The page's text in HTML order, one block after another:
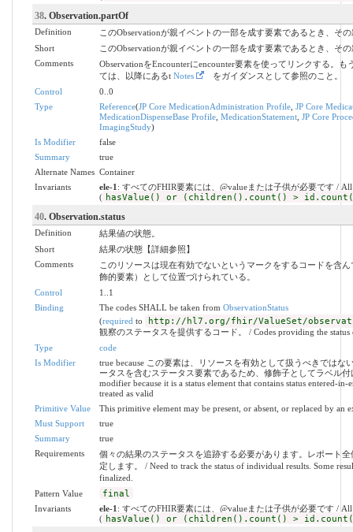
38. Observation.partOf
Definition
このObservationが親イベントの一部を成す要素であるとき、そ
Short
このObservationが親イベントの一部を成す要素であるとき、そ
Comments
ObservationをEncounterにencounter要素を使ってリンクする。
ては、以降にあるt Notes
をガイダンスとして参照のこと。
Control
0..0
Type
Reference(JP Core MedicationAdministration Profile, JP Core
MedicationDispenseBase Profile, MedicationStatement, JP Core
ImagingStudy)
Is Modifier
false
Summary
true
Alternate Names Container
Invariants
ele-1 : すべてのFHIR要素には、@valueまたは子供が必要です / All
( hasValue() or (children().count() >
40. Observation.status
Definition
結果値の状態。
Short
結果の状態【詳細参照】
Comments
このリソースは現在有効でないというマークをするコードを含
飾的要素）として位置づけられている。
Control
1..1
Binding
The codes SHALL be taken from ObservationStatus
(required to http://hl7.org/fhir/ValueSet/
観察のステータスを提供するコード。 / Codes providing the status
Type
code
Is Modifier
true because この要素は、リソースを有効として扱うべきでは
ータスを含むステータス要素であるため、修飾子としてラベル付
modifier because it is a status element that contains status entered-
treated as valid
Primitive Value
This primitive element may be present, or absent, or replaced by an
Must Support
true
Summary
true
Requirements
個々の結果のステータスを追跡する必要があります。レポート
定します。 / Need to track the status of individual results. Some
finalized.
Pattern Value
final
Invariants ele-1 : すべてのFHIR要素には、@valueまたは子供が必要です / All
( hasValue() or (children().count() >